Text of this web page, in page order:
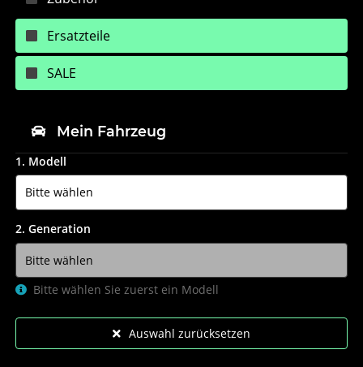
Ersatzteile
SALE
Mein Fahrzeug
1. Modell
2. Generation
Bitte wählen Sie zuerst ein Modell
Auswahl zurücksetzen